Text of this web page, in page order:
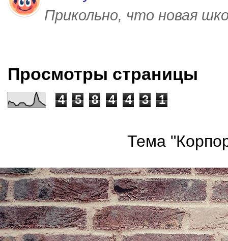
Прикольно, что новая
Просмотры страницы
4 5 8 4 4 3 1
Тема